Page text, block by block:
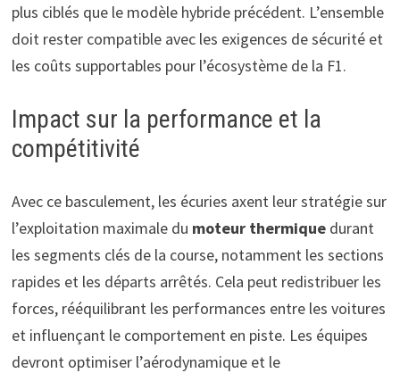
plus ciblés que le modèle hybride précédent. L’ensemble
doit rester compatible avec les exigences de sécurité et
les coûts supportables pour l’écosystème de la F1.
Impact sur la performance et la
compétitivité
Avec ce basculement, les écuries axent leur stratégie sur
l’exploitation maximale du moteur thermiquedurant
les segments clés de la course, notamment les sections
rapides et les départs arrêtés. Cela peut redistribuer les
forces, rééquilibrant les performances entre les voitures
et influençant le comportement en piste. Les équipes
devront optimiser l’aérodynamique et le